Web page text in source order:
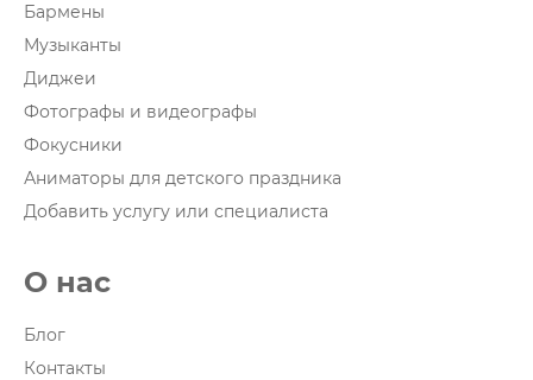
Бармены
Музыканты
Диджеи
Фотографы и видеографы
Фокусники
Аниматоры для детского праздника
Добавить услугу или специалиста
О нас
Блог
Контакты